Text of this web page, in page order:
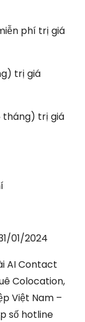
phí trị giá
trị giá
tháng) trị giá
01/2024
AI Contact
Colocation,
Việt Nam –
số hotline